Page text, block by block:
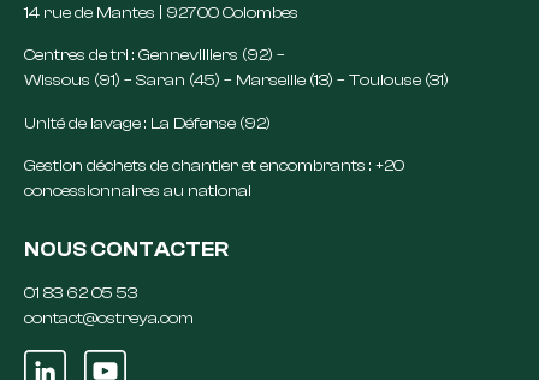
14 rue de Mantes | 92700 Colombes
Centres de tri : Gennevilliers (92) –
Wissous (91) – Saran (45) – Marseille (13) – Toulouse (31)
Unité de lavage : La Défense (92)
Gestion déchets de chantier et encombrants : +20
concessionnaires au national
NOUS CONTACTER
01 83 62 05 53
contact@ostreya.com